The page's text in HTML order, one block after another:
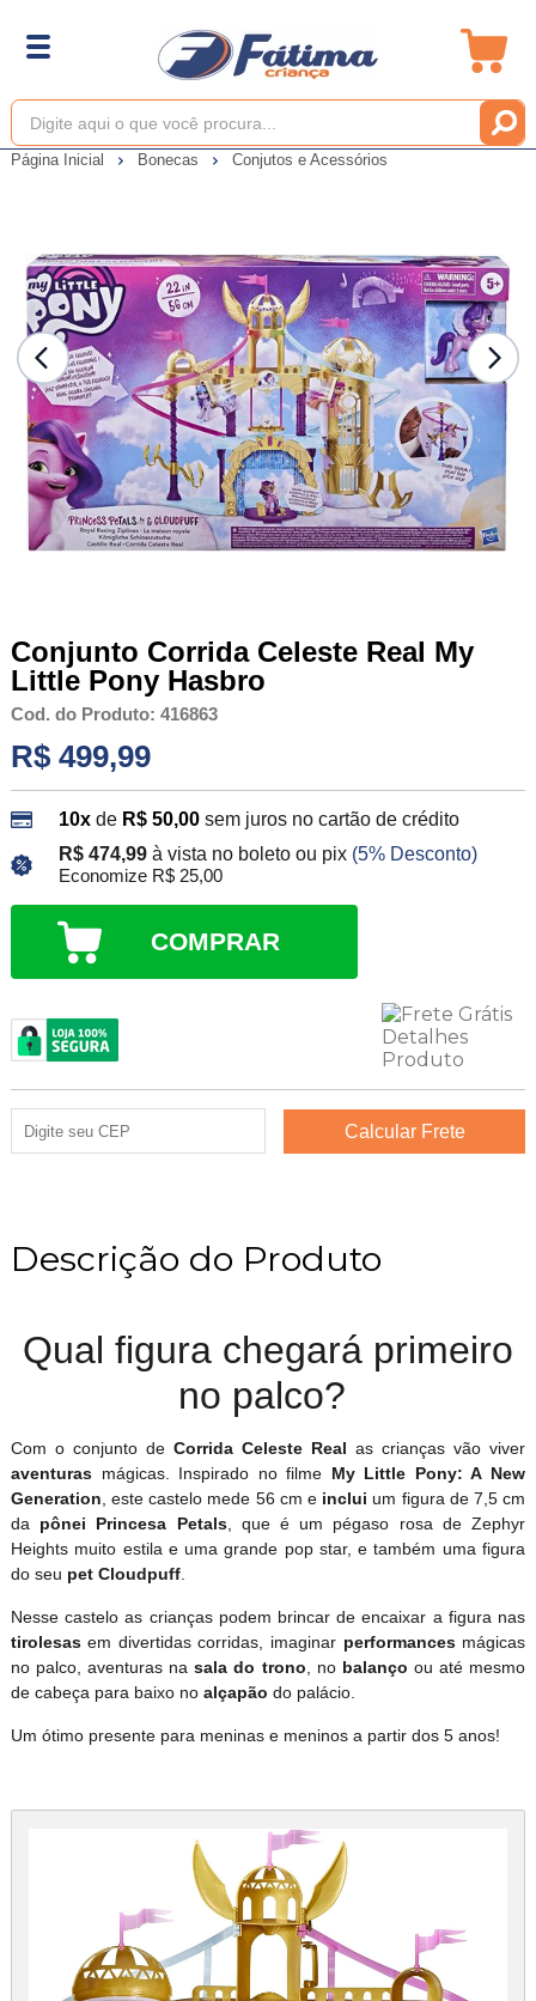
Página Inicial Bonecas Conjutos e Acessórios
Conjunto Corrida Celeste Real My
Little Pony Hasbro
Cod. do Produto: 416863
R$ 499,99
10xde R$ 50,00 sem juros no cartão de crédito
R$ 474,99 à vista no boleto ou pix (5% Desconto)
Economize R$ 25,00
COMPRAR
Descrição do Produto
Qual figura chegará primeiro
no palco?
Com o conjunto de Corrida Celeste Real as crianças vão viver
aventurasmágicas. Inspirado no filme My Little Pony: A New
Generation, este castelo mede 56 cm e inclui um figura de 7,5 cm
da pônei Princesa Petals, que é um pégaso rosa de Zephyr
Heights muito estila e uma grande pop star, e também uma figura
do seu pet Cloudpuff.
Nesse castelo as crianças podem brincar de encaixar a figura nas
tirolesasem divertidas corridas, imaginar performances mágicas
no palco, aventuras nasala do trono, no balanço ou até mesmo
de cabeça para baixo no alçapão do palácio.
Um ótimo presente para meninas e meninos a partir dos 5 anos!